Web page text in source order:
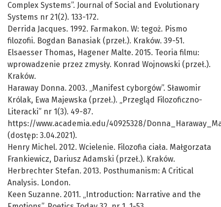
Complex Systems”. Journal of Social and Evolutionary
Systems nr 21(2). 133-172.
Derrida Jacques. 1992. Farmakon. W: tegoż. Pismo
filozofii. Bogdan Banasiak (przeł.). Kraków. 39-51.
Elsaesser Thomas, Hagener Malte. 2015. Teoria filmu:
wprowadzenie przez zmysły. Konrad Wojnowski (przeł.).
Kraków.
Haraway Donna. 2003. „Manifest cyborgów”. Sławomir
Królak, Ewa Majewska (przeł.). „Przegląd Filozoficzno-
Literacki” nr 1(3). 49-87.
https://www.academia.edu/40925328/
(dostęp: 3.04.2021).
Henry Michel. 2012. Wcielenie. Filozofia ciała. Małgorzata
Frankiewicz, Dariusz Adamski (przeł.). Kraków.
Herbrechter Stefan. 2013. Posthumanism: A Critical
Analysis. London.
Keen Suzanne. 2011. „Introduction: Narrative and the